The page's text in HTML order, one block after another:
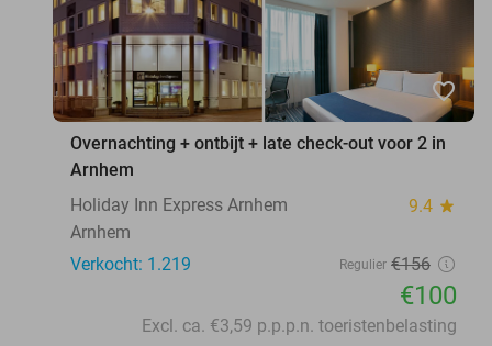
favorite_border
Overnachting + ontbijt + late check-out voor 2 in
Arnhem
Holiday Inn Express Arnhem
9.4 star
Arnhem
Verkocht: 1.219
Regulier €156
€100
Excl. ca. €3,59 p.p.p.n. toeristenbelasting